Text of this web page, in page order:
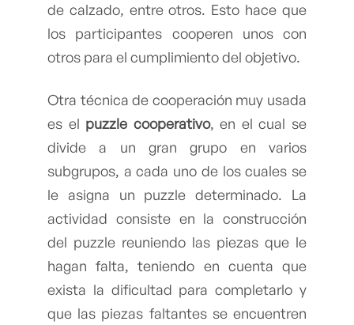
de calzado, entre otros. Esto hace que
los participantes cooperen unos con
otros para el cumplimiento del objetivo.
Otra técnica de cooperación muy usada
es el puzzle cooperativo, en el cual se
divide a un gran grupo en varios
subgrupos, a cada uno de los cuales se
le asigna un puzzle determinado. La
actividad consiste en la construcción
del puzzle reuniendo las piezas que le
hagan falta, teniendo en cuenta que
exista la dificultad para completarlo y
que las piezas faltantes se encuentren